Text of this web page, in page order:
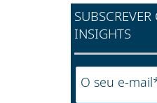
INSIGHTS
O seu e-